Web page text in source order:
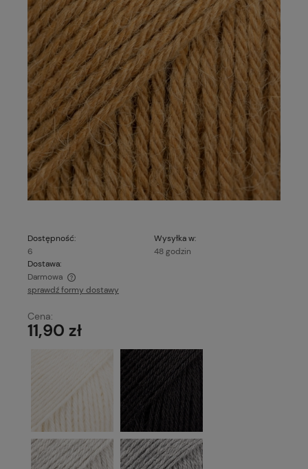
Dostępność:
6
Wysyłka w:
48 godzin
Dostawa:
Darmowa
Cena nie zawiera ewentualnych kosztów płatności
sprawdź formy dostawy
Cena:
11,90 zł